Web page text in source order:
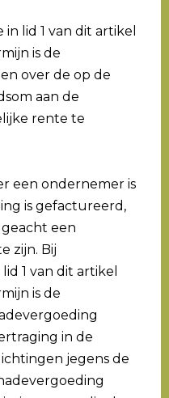
lid 1 van dit artikel
is de
over de op de
aan de
rente te
een ondernemer is
is gefactureerd,
een
zijn. Bij
1 van dit artikel
is de
in de
jegens de